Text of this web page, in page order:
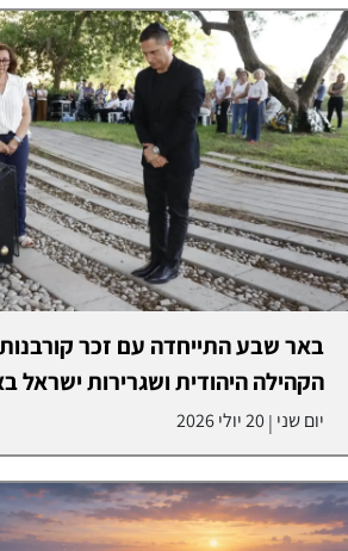
באר שבע התייחדה עם זכר קורבנות
הקהילה היהודית ושגרירות ישראל
יום שני |20 יולי 2026